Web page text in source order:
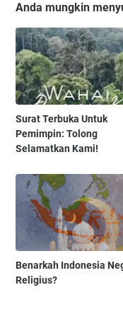
Anda mungkin
Surat Terbuka Untuk
Pemimpin: Tolong
Selamatkan Kami!
Benarkah Indonesia
Religius?